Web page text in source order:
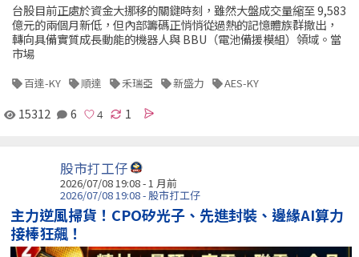
台股目前正處於資金大挪移的關鍵時刻，雖然大盤成交量縮至 9,583
億元的兩個月新低，但內部籌碼正悄悄從過熱的記憶體族群撤出，
轉向具備實質成長動能的機器人與 BBU（電池備援模組）領域。當
市場
百達-KY 順達 禾瑞亞 新盛力 AES-KY
15312 6 1
股市打工仔
2026/07/08 19:08 - 1 月前
2026/07/08 19:08 - 股市打工仔
主力逆風掃貨！CPO矽光子、先進封裝、邊緣AI算力
接棒狂飆！